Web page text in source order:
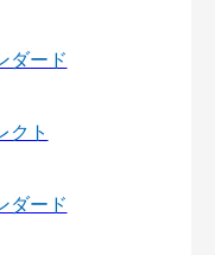
ダード
クト
ダード